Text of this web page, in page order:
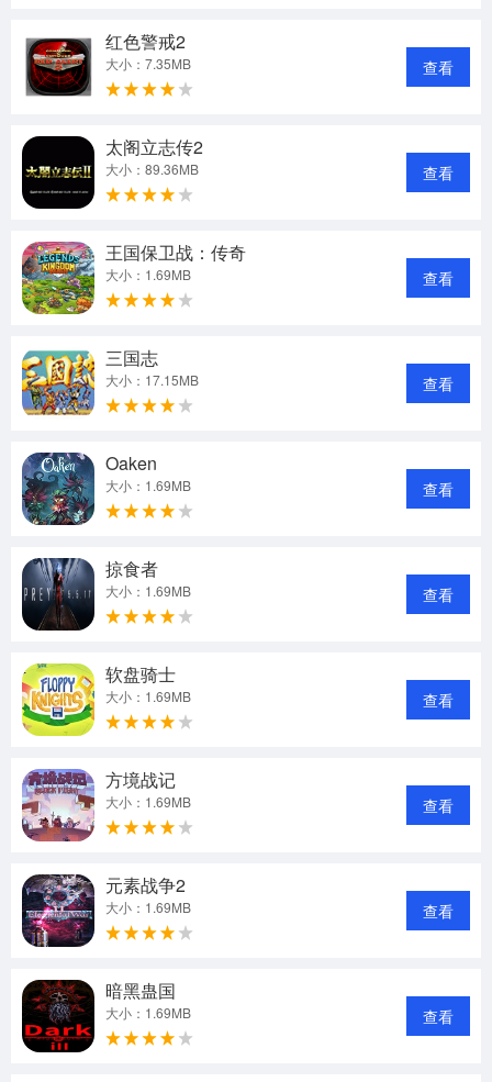
红色警戒2
大小：7.35MB 查看
太阁立志传2
大小：89.36MB 查看
王国保卫战：传奇
大小：1.69MB 查看
三国志
大小：17.15MB 查看
Oaken
大小：1.69MB 查看
掠食者
大小：1.69MB 查看
软盘骑士
大小：1.69MB 查看
方境战记
大小：1.69MB 查看
元素战争2
大小：1.69MB 查看
暗黑蛊国
大小：1.69MB 查看